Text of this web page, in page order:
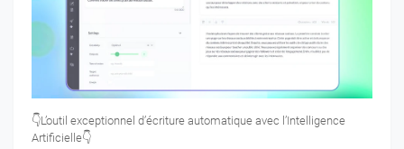
👇L’outil exceptionnel d’écriture automatique avec l’Intelligence
Artificielle👇